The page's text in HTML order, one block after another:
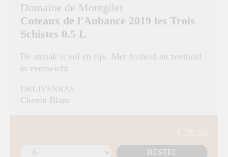
Domaine de Montgilet
Coteaux de l'Aubance 2019 les Trois
Schistes 0.5 L
De smaak is vol en rijk. Met frisheid en zoetheid
in evenwicht.
DRUIVENRAS
Chenin Blanc
BESTEL